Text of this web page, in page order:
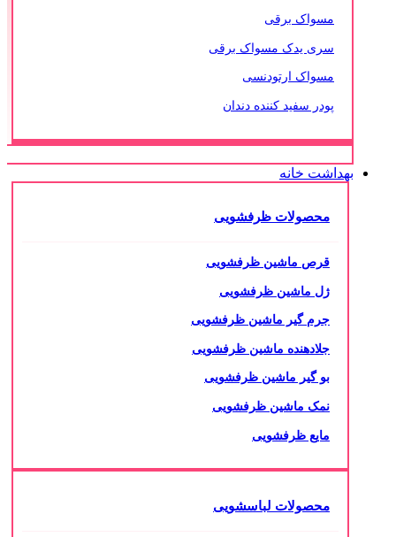
مسواک برقی
سری یدک مسواک برقی
مسواک ارتودنسی
پودر سفید کننده دندان
بهداشت خانه
محصولات ظرفشویی
قرص ماشین ظرفشویی
ژل ماشین ظرفشویی
جرم گیر ماشین ظرفشویی
جلادهنده ماشین ظرفشویی
بو گیر ماشین ظرفشویی
نمک ماشین ظرفشویی
مایع ظرفشویی
محصولات لباسشویی